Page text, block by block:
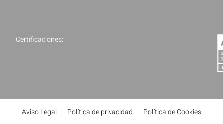
Certificaciones:
Aviso Legal Política de privacidad Política de Cookies